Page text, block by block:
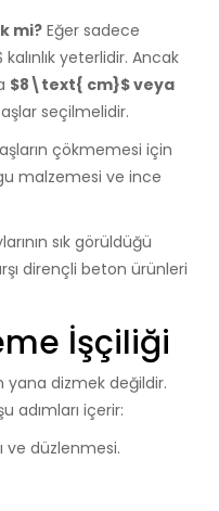
mi?Eğer sadece
kalınlık yeterlidir. Ancak
$8\text{ cm}$veya
seçilmelidir.
çökmemesi için
malzemesi ve ince
sık görüldüğü
dirençli beton ürünleri
İşçiliği
yana dizmek değildir.
adımları içerir:
ve düzlenmesi.